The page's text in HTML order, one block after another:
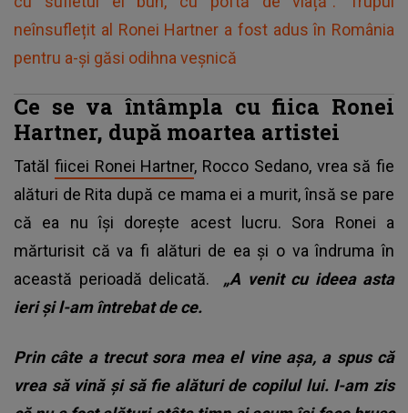
neînsuflețit al Ronei Hartner a fost adus în România
pentru a-și găsi odihna veșnică
Ce se va întâmpla cu fiica Ronei
Hartner, după moartea artistei
Tatăl fiicei Ronei Hartner, Rocco Sedano, vrea să fie
alături de Rita după ce mama ei a murit, însă se pare
că ea nu își dorește acest lucru. Sora Ronei a
mărturisit că va fi alături de ea și o va îndruma în
această perioadă delicată. „A venit cu ideea asta
ieri și l-am întrebat de ce.
Prin câte a trecut sora mea el vine așa, a spus că
vrea să vină și să fie alături de copilul lui. I-am zis